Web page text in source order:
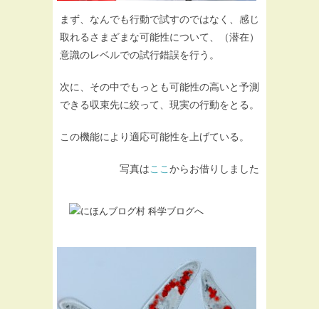
まず、なんでも行動で試すのではなく、感じ
取れるさまざまな可能性について、（潜在）
意識のレベルでの試行錯誤を行う。
次に、その中でもっとも可能性の高いと予測
できる収束先に絞って、現実の行動をとる。
この機能により適応可能性を上げている。
写真はここ からお借りしました